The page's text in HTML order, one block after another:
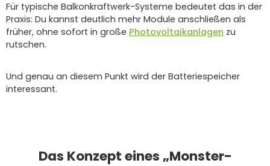
Für typische Balkonkraftwerk-Systeme bedeutet das in der
Praxis: Du kannst deutlich mehr Module anschließen als
früher, ohne sofort in große Photovoltaikanlagen zu
rutschen.
Und genau an diesem Punkt wird der Batteriespeicher
interessant.
Das Konzept eines „Monster-